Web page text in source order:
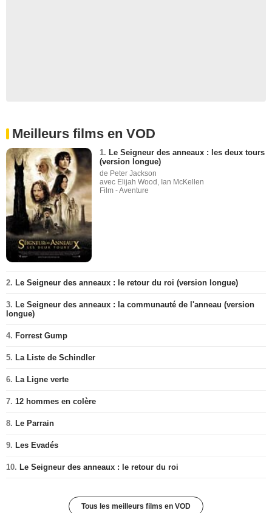
Meilleurs films en VOD
1. Le Seigneur des anneaux : les deux tours
(version longue)
de Peter Jackson
avec Elijah Wood, Ian McKellen
Film - Aventure
2. Le Seigneur des anneaux : le retour du roi (version longue)
3. Le Seigneur des anneaux : la communauté de l'anneau (version
longue)
4. Forrest Gump
5. La Liste de Schindler
6. La Ligne verte
7. 12 hommes en colère
8. Le Parrain
9. Les Evadés
10. Le Seigneur des anneaux : le retour du roi
Tous les meilleurs films en VOD